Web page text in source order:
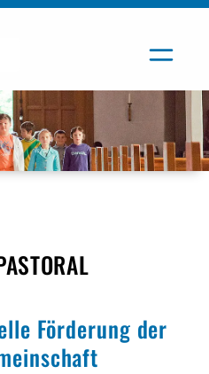
Förderung der